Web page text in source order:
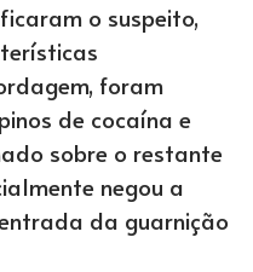
o suspeito,
foram
de cocaína e
sobre o restante
negou a
da guarnição